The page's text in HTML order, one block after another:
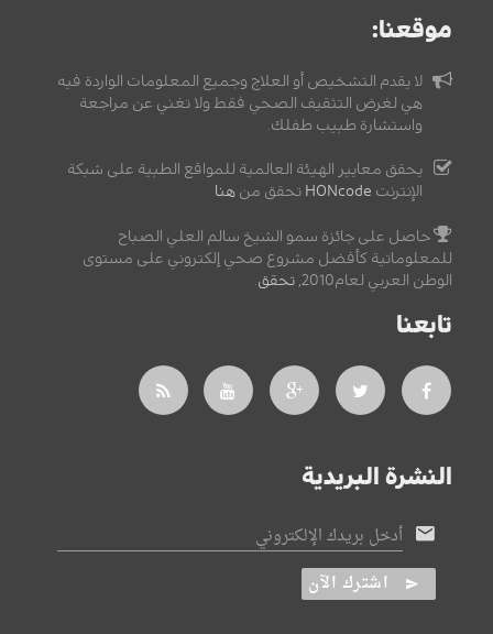
موقعنا:
لا يقدم التشخيص أو العلاج وجميع المعلومات الواردة فيه
هي لغرض التثقيف الصحي فقط ولا تغني عن مراجعة
واستشارة طبيب طفلك.
يحقق معايير الهيئة العالمية للمواقع الطبية على شبكة
الإنترنت HONcode تحقق من هنا
حاصل على جائزة سمو الشيخ سالم العلي الصباح
للمعلوماتية كأفضل مشروع صحي إلكتروني على مستوى
الوطن العربي لعام2010,
تحقق
تابعنا
النشرة البريدية
أدخل بريدك الإلكتروني
اشترك الآن